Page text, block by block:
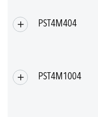
PST4M404
PST4M1004